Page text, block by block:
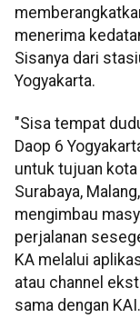
menerima
Sisanya dari
Yogyakarta.
"Sisa tempat
Daop 6
untuk tujuan
Surabaya,
mengimbau
perjalanan
KA melalui
atau channel
sama dengan